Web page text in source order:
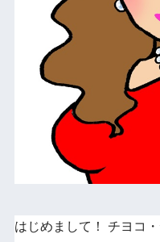
はじめまして！ チヨコ